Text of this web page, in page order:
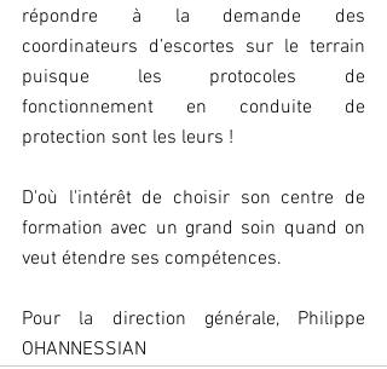
répondre à la demande des
coordinateurs d’escortes sur le terrain
puisque les protocoles de
fonctionnement en conduite de
protection sont les leurs !
D'où l'intérêt de choisir son centre de
formation avec un grand soin quand on
veut étendre ses compétences.
Pour la direction générale, Philippe
OHANNESSIAN